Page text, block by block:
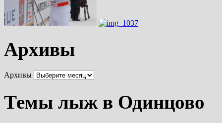
Архивы
Архивы
Темы лыж в Одинцово